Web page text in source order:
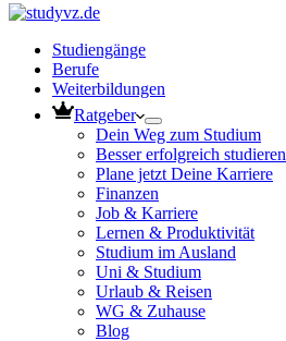
Studiengänge
Berufe
Weiterbildungen
Ratgeber
Dein Weg zum Studium
Besser erfolgreich studieren
Plane jetzt Deine Karriere
Finanzen
Job & Karriere
Lernen & Produktivität
Studium im Ausland
Uni & Studium
Urlaub & Reisen
WG & Zuhause
Blog